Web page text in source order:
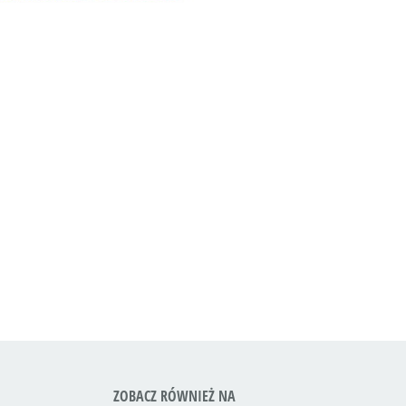
ZOBACZ RÓWNIEŻ NA